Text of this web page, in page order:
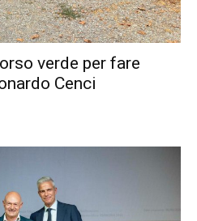
verde per fare
Cenci